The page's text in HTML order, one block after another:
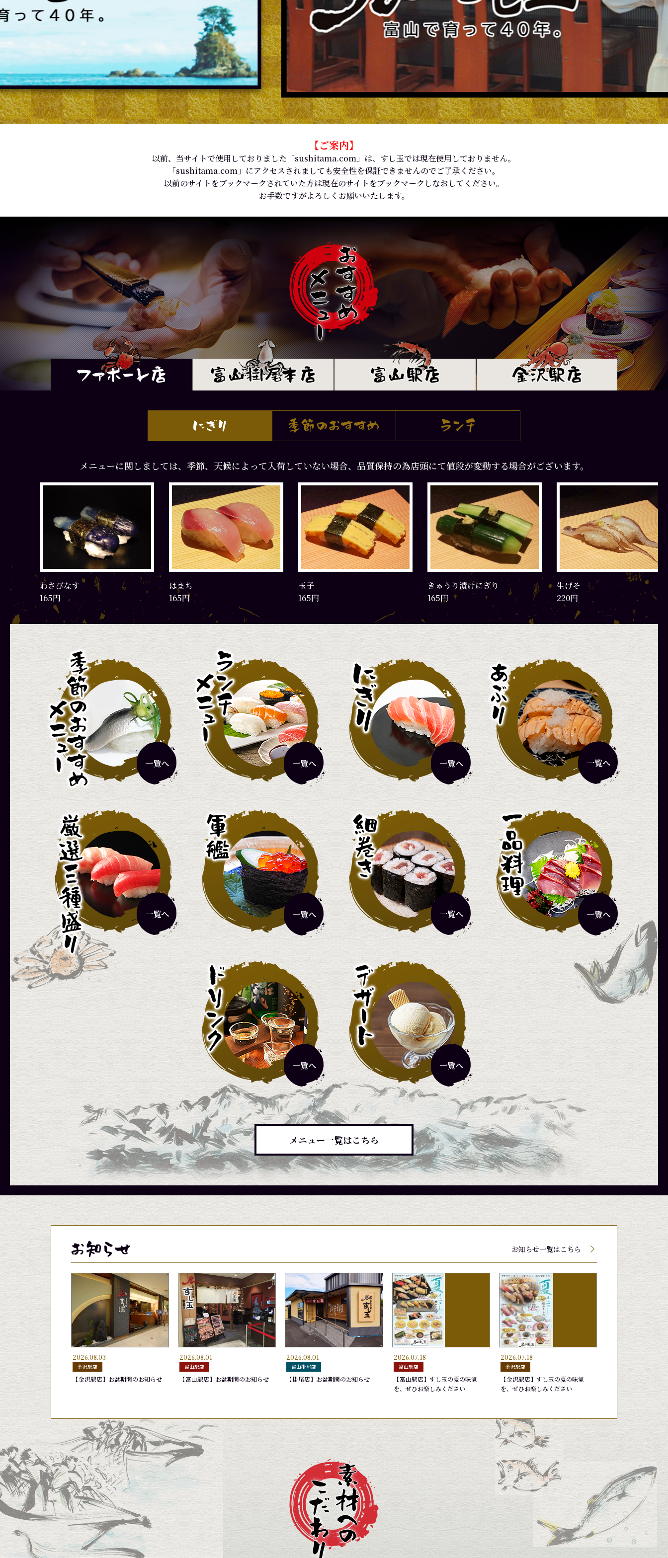
【ご案内】
以前、当サイトで使用しておりました「sushitama.com」は、すし玉では現在使用しておりません。
「sushitama.com」にアクセスされましても安全性を保証できませんのでご了承ください。
以前のサイトをブックマークされていた方は現在のサイトをブックマークしなおしてください。
お手数ですがよろしくお願いいたします。
メニューに関しましては、季節、天候によって入荷していない場合、品質保持の為店頭にて値段が変動する場合がございます。
わさびなす
165円
はまち
165円
玉子
165円
きゅうり漬けにぎり
165円
生げそ
220円
グルメランチ
1,320円
彩りランチ
1,870円
厳選ランチ
2,420円
メニュー一覧はこちら
メニューに関しましては、季節、天候によって入荷していない場合、品質保持の為店頭にて値段が変動する場合がございます。
165円
きゅうり漬けにぎり
165円
いなり
165円
おまかせ10貫盛り 2,420円 日替りランチ 1,650円
メニューに関しましては、季節、天候によって入荷していない場合、品質保持の為店頭にて値段が変動する場合がございます。
220円
ゆでげそ
220円
ふくらぎ
275円
おすすめ11貫盛り かがやき７(セブン)
メニューに関しましては、季節、天候によって入荷していない場合、品質保持の為店頭にて値段が変動する場合がございます。
165円
はまち
165円
玉子
165円
あおりいか
440円
天然ブリ
440円
ほたるいか沖漬け
440円
あかいか
440円
天然ブリトロ
550円
グルメ盛り
1,540円
旬鮮かがやき盛り
1,760円
お勧め７選 加賀雅
2,090円
厳選すし玉盛り
2,530円
特選北陸盛り
2,750円
お知らせ一覧はこちら
2026.08.03
金沢駅店
【金沢駅店】お盆期間のお知らせ
2026.08.01
富山駅店
【富山駅店】お盆期間のお知らせ
2026.08.01
富山掛尾店
【掛尾店】お盆期間のお知らせ
2026.07.18
富山駅店
【富山駅店】すし玉の夏の味覚
を、ぜひお楽しみください
2026.07.18
金沢駅店
【金沢駅店】すし玉の夏の味覚
を、ぜひお楽しみください